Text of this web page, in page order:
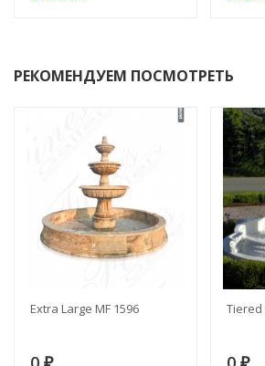
РЕКОМЕНДУЕМ ПОСМОТРЕТЬ
Extra Large MF 1596
₽
Tiered
₽